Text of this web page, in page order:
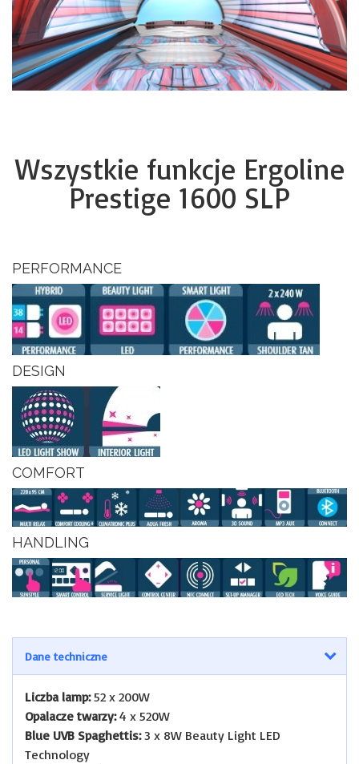
Wszystkie funkcje Ergoline
Prestige 1600 SLP
PERFORMANCE
DESIGN
COMFORT
HANDLING
Dane techniczne
Liczba lamp:52 x 200W
Opalacze twarzy:4 x 520W
Blue UVB Spaghettis:3 x 8W Beauty Light LED
Technology